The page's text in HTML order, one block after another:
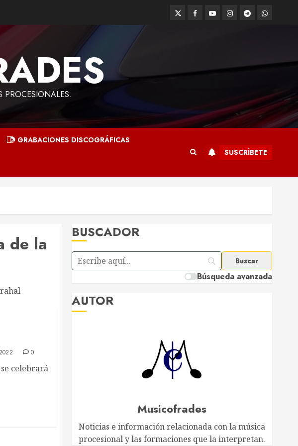
TwitterFacebook
YoutubeInstagram
Telegram
PROCESIONALES.
GRABACIONES DISCOGRÁFICAS
SUSCRÍBETE
de la
0
celebrará
BUSCADOR
Búsqueda avanzada
AUTOR
Musicofrades
Noticias e información relacionada con la música
procesional y las formaciones que la interpretan.